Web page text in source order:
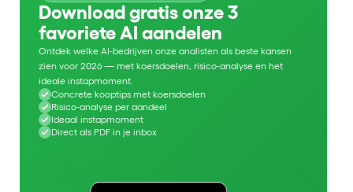
Download gratis onze 3
favoriete AI aandelen
Ontdek welke AI-bedrijven onze analisten als beste kansen
zien voor 2026 — met koersdoelen, risico-analyse en het
ideale instapmoment.
Concrete kooptips met koersdoelen
Risico-analyse per aandeel
Ideaal instapmoment
Direct als PDF in je inbox